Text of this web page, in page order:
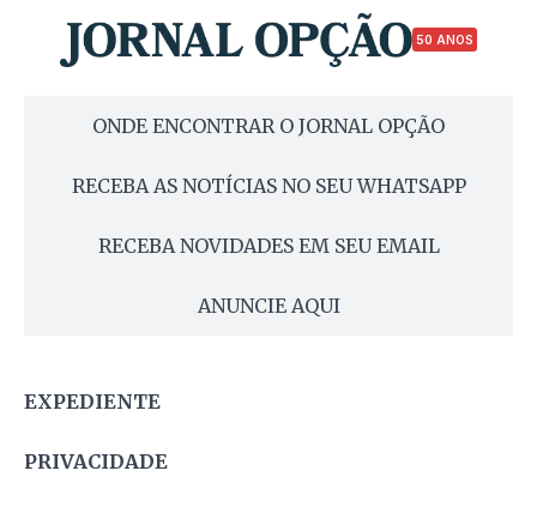
50 ANOS
ONDE ENCONTRAR O JORNAL OPÇÃO
RECEBA AS NOTÍCIAS NO SEU WHATSAPP
RECEBA NOVIDADES EM SEU EMAIL
ANUNCIE AQUI
EXPEDIENTE
PRIVACIDADE